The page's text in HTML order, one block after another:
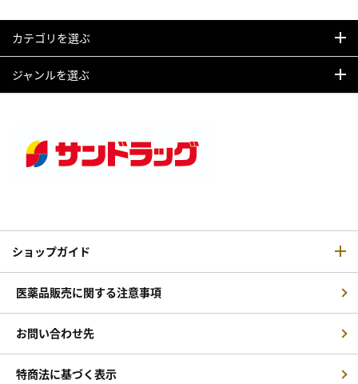
カテゴリを選ぶ
ジャンルを選ぶ
ショップガイド
医薬品販売に関する注意事項
お問い合わせ先
特商法に基づく表示